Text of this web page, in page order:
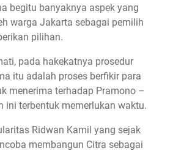
begitu banyaknya aspek yang
warga Jakarta sebagai pemilih
pilihan.
pada hakekatnya prosedur
itu adalah proses berfikir para
menerima terhadap Pramono –
ini terbentuk memerlukan waktu.
Ridwan Kamil yang sejak
membangun Citra sebagai